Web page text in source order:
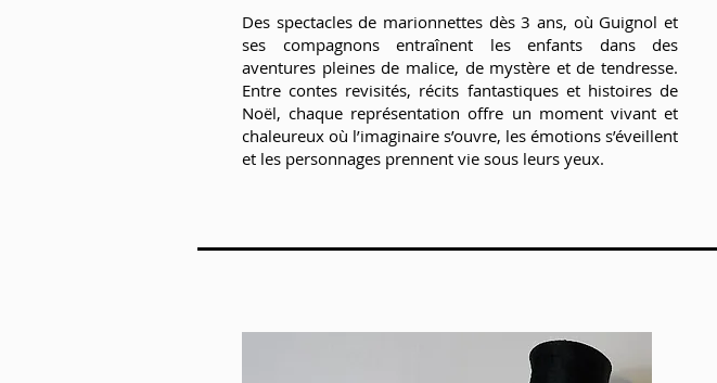
Des spectacles de marionnettes dès 3 ans, où Guignol et
ses compagnons entraînent les enfants dans des
aventures pleines de malice, de mystère et de tendresse.
Entre contes revisités, récits fantastiques et histoires de
Noël, chaque représentation offre un moment vivant et
chaleureux où l’imaginaire s’ouvre, les émotions s’éveillent
et les personnages prennent vie sous leurs yeux.